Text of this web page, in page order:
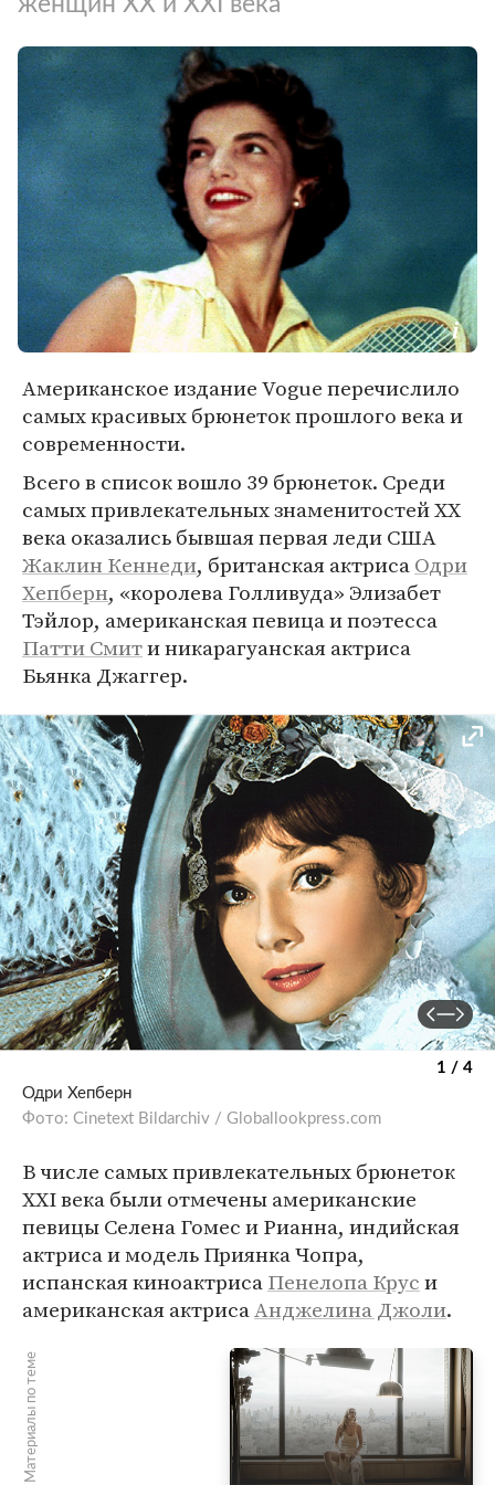
Американское издание Vogue перечислило
самых красивых брюнеток прошлого века и
современности.
Всего в список вошло 39 брюнеток. Среди
самых привлекательных знаменитостей XX
века оказались бывшая первая леди США
Жаклин Кеннеди, британская актрисаОдри
Хепберн, «королева Голливуда» Элизабет
Тэйлор, американская певица и поэтесса
Патти Смити никарагуанская актриса
Бьянка Джаггер.
1 / 4
Одри Хепберн
Фото: Cinetext Bildarchiv / Globallookpress.com
В числе самых привлекательных брюнеток
ХХI века были отмечены американские
певицы Селена Гомес и Рианна, индийская
актриса и модель Приянка Чопра,
испанская киноактрисаПенелопа Круси
американская актрисаАнджелина Джоли.
Материалы по теме